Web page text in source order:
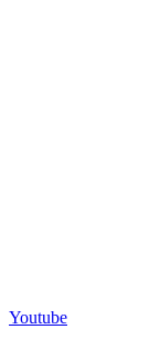
Youtube